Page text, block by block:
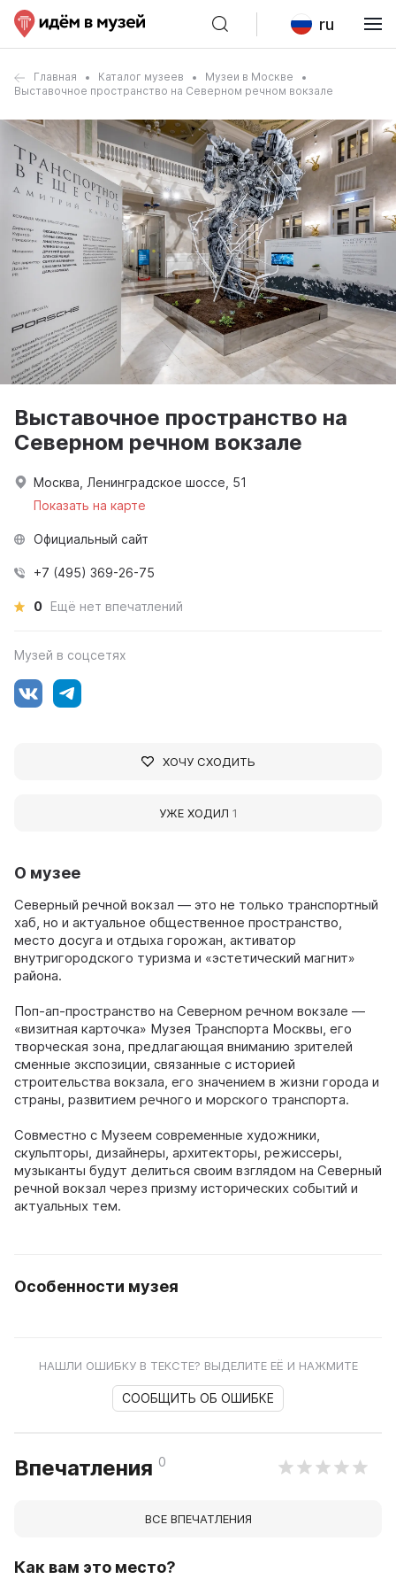
ru
Главная Каталог музеев
Музеи в Москве
Выставочное пространство на Северном речном вокзале
О музее
Северный речной вокзал — это не только транспортный
хаб, но и актуальное общественное пространство,
место досуга и отдыха горожан, активатор
внутригородского туризма и «эстетический магнит»
района.
Поп-ап-пространство на Северном речном вокзале —
«визитная карточка» Музея Транспорта Москвы, его
творческая зона, предлагающая вниманию зрителей
сменные экспозиции, связанные с историей
строительства вокзала, его значением в жизни города и
страны, развитием речного и морского транспорта.
Совместно с Музеем современные художники,
скульпторы, дизайнеры, архитекторы, режиссеры,
музыканты будут делиться своим взглядом на Северный
речной вокзал через призму исторических событий и
актуальных тем.
Особенности музея
НАШЛИ ОШИБКУ В ТЕКСТЕ? ВЫДЕЛИТЕ ЕЁ И НАЖМИТЕ
СООБЩИТЬ ОБ ОШИБКЕ
Впечатления 0
ВСЕ ВПЕЧАТЛЕНИЯ
Как вам это место?
Выставочное пространство на
Северном речном вокзале
Москва, Ленинградское шоссе, 51
Показать на карте
Официальный сайт
+7 (495) 369-26-75
0 Ещё нет впечатлений
Музей в соцсетях
ХОЧУ СХОДИТЬ
УЖЕ ХОДИЛ 1